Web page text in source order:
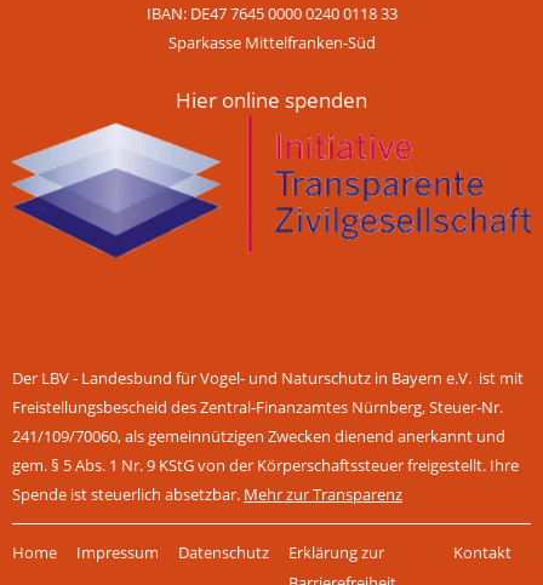
IBAN: DE47 7645 0000 0240 0118 33
Sparkasse Mittelfranken-Süd
Hier online spenden
Der LBV - Landesbund für Vogel- und Naturschutz in Bayern e.V. ist mit
Freistellungsbescheid des Zentral-Finanzamtes Nürnberg, Steuer-Nr.
241/109/70060, als gemeinnützigen Zwecken dienend anerkannt und
gem. § 5 Abs. 1 Nr. 9 KStG von der Körperschaftssteuer freigestellt. Ihre
Spende ist steuerlich absetzbar. Mehr zur Transparenz
überspringen
Home Impressum Datenschutz
Erklärung zur
Kontakt